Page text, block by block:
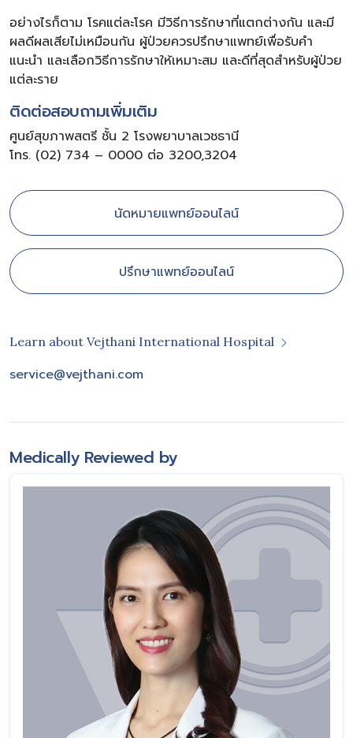
อย่างไรก็ตาม โรคแต่ละโรค มีวิธีการรักษาที่แตกต่างกัน และมี
ผลดีผลเสียไม่เหมือนกัน ผู้ป่วยควรปรึกษาแพทย์เพื่อรับคำ
แนะนำ และเลือกวิธีการรักษาให้เหมาะสม และดีที่สุดสำหรับผู้ป่วย
แต่ละราย
ติดต่อสอบถามเพิ่มเติม
ศูนย์สุขภาพสตรี ชั้น 2 โรงพยาบาลเวชธานี
โทร. (02) 734 – 0000 ต่อ 3200,3204
นัดหมายแพทย์ออนไลน์
ปรึกษาแพทย์ออนไลน์
Learn about Vejthani International Hospital
service@vejthani.com
Medically Reviewed by